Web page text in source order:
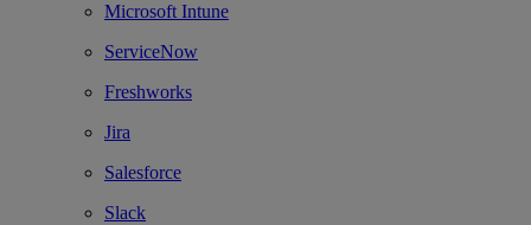
Microsoft Intune
ServiceNow
Freshworks
Jira
Salesforce
Slack